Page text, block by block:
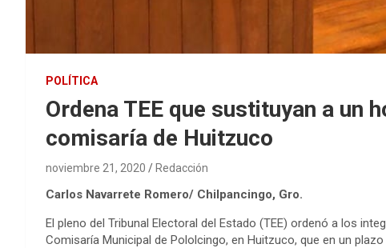
POLÍTICA
Ordena TEE que sustituyan a un
comisaría de Huitzuco
noviembre 21, 2020 Redacción
Carlos Navarrete Romero/ Chilpancingo, Gro.
El pleno del Tribunal Electoral del Estado (TEE) ordenó a los
Comisaría Municipal de Pololcingo, en Huitzuco, que en un